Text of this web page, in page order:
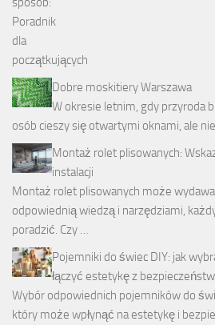
Dobre moskitiery Warszawa
W okresie letnim, gdy przyroda
osób cieszy się otwartymi oknami, ale
Montaż rolet plisowanych:
instalacji
Montaż rolet plisowanych może
odpowiednią wiedzą i narzędziami,
poradzić. Czy …
Pojemniki do świec DIY: jak
łączyć estetykę z
Wybór odpowiednich pojemników do
który może wpłynąć na estetykę i